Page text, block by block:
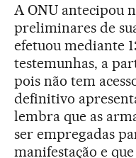
A ONU antecipou
preliminares de
efetuou mediante
testemunhas, a
pois não tem
definitivo
lembra que as
ser empregadas
manifestação e